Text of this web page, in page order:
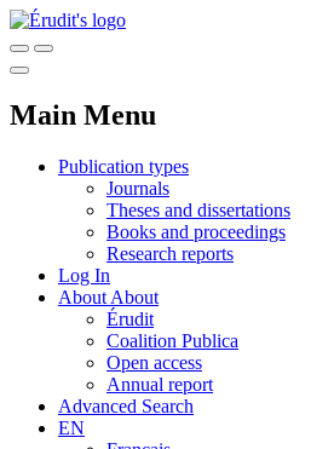
Main Menu
Publication types
Journals
Theses and dissertations
Books and proceedings
Research reports
Log In
About About
Érudit
Coalition Publica
Open access
Annual report
Advanced Search
EN